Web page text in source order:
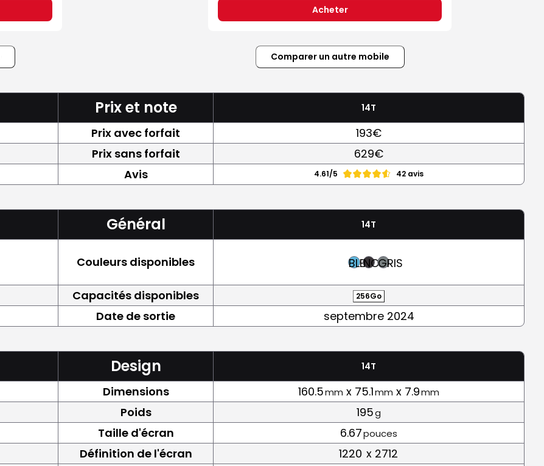
Acheter
Comparer un autre mobile
Prix et note 14T
Prix avec forfait
193€
Prix sans forfait 629€
Avis 4.61/5 42 avis
Général 14T
Couleurs disponibles BLEUNOIRGRIS
Capacités disponibles 256Go
Date de sortie septembre 2024
Design 14T
Dimensions 160.5mm x 75.1mm x 7.9mm
Poids 195g
Taille d'écran 6.67pouces
Définition de l'écran 1220 x 2712